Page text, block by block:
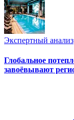
Экспертный анализ
Глобальное
завоёвывают